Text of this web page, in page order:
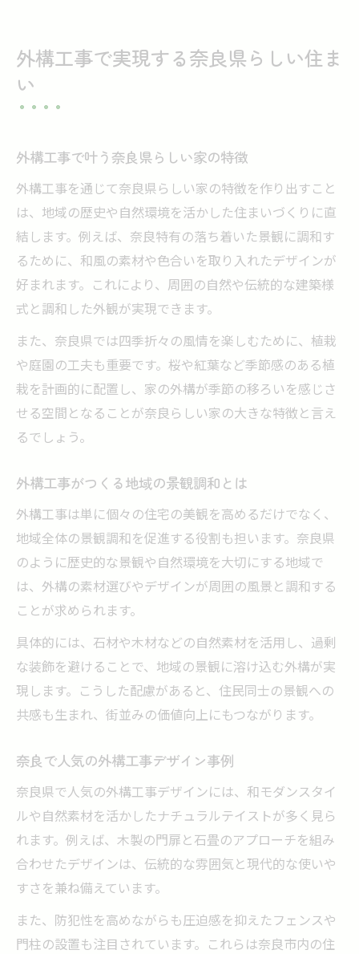
外構工事で景観に馴染む手法の選び方
地域性を活かす外構工事のコツ解説
景観規制に配慮した外構工事の進め方
デザイン性と機能性を両立する外構工事術
外構工事でおしゃれと実用性を両立
奈良県で注目の外構工事最新トレンド
外構工事で叶える安心の生活動線設計
外構工事に強いおすすめ業者を見極める
デザイン性が光る外構工事の施工ポイント
失敗しない外構工事の選び方と実践ポイント
外構工事で失敗しない業者選びの極意
奈良県の外構工事口コミを活かす方法
外構工事で予算を守るための工夫とは
提案力が高い外構工事業者の見分け方
おしゃれで快適な奈良の外構工事最前線
外構工事でかなえるおしゃれな玄関周り
奈良県外構工事の最新施工事例を紹介
快適さを追求した外構工事の工夫とは
外構工事のプロがすすめるトレンド手法
外構工事で得られる暮らしのメリット
理想の住まいへ導く外構工事の極意
外構工事で理想の住まいへ一歩前進
外構工事の保証やアフターフォロー解説
外構工事の打ち合わせで伝えるべき要望
理想の外構工事に向けた計画の立て方
外構工事で実現する奈良県らしい住ま
い
外構工事で叶う奈良県らしい家の特徴
外構工事を通じて奈良県らしい家の特徴を作り出すこと
は、地域の歴史や自然環境を活かした住まいづくりに直
結します。例えば、奈良特有の落ち着いた景観に調和す
るために、和風の素材や色合いを取り入れたデザインが
好まれます。これにより、周囲の自然や伝統的な建築様
式と調和した外観が実現できます。
また、奈良県では四季折々の風情を楽しむために、植栽
や庭園の工夫も重要です。桜や紅葉など季節感のある植
栽を計画的に配置し、家の外構が季節の移ろいを感じさ
せる空間となることが奈良らしい家の大きな特徴と言え
るでしょう。
外構工事がつくる地域の景観調和とは
外構工事は単に個々の住宅の美観を高めるだけでなく、
地域全体の景観調和を促進する役割も担います。奈良県
のように歴史的な景観や自然環境を大切にする地域で
は、外構の素材選びやデザインが周囲の風景と調和する
ことが求められます。
具体的には、石材や木材などの自然素材を活用し、過剰
な装飾を避けることで、地域の景観に溶け込む外構が実
現します。こうした配慮があると、住民同士の景観への
共感も生まれ、街並みの価値向上にもつながります。
奈良で人気の外構工事デザイン事例
奈良県で人気の外構工事デザインには、和モダンスタイ
ルや自然素材を活かしたナチュラルテイストが多く見ら
れます。例えば、木製の門扉と石畳のアプローチを組み
合わせたデザインは、伝統的な雰囲気と現代的な使いや
すさを兼ね備えています。
また、防犯性を高めながらも圧迫感を抑えたフェンスや
門柱の設置も注目されています。これらは奈良市内の住